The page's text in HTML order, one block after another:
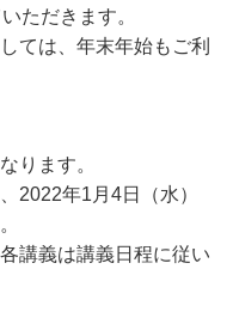
ただきます。
ては、年末年始もご利
ります。
2022年1月4日（水）
講義は講義日程に従い